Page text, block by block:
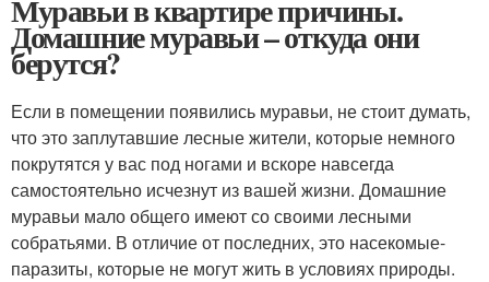
Муравьи в квартире причины.
Домашние муравьи – откуда они
берутся?
Если в помещении появились муравьи, не стоит думать,
что это заплутавшие лесные жители, которые немного
покрутятся у вас под ногами и вскоре навсегда
самостоятельно исчезнут из вашей жизни. Домашние
муравьи мало общего имеют со своими лесными
собратьями. В отличие от последних, это насекомые-
паразиты, которые не могут жить в условиях природы.